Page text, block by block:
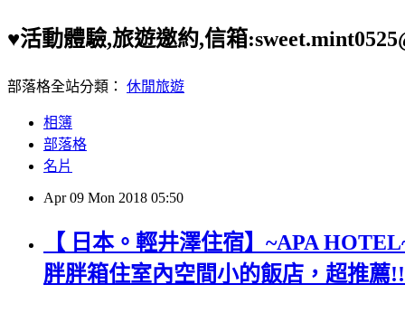
♥活動體驗,旅遊邀約,信箱
部落格全站分類： 休閒旅遊
相簿
部落格
名片
Apr 09 Mon 2018 05:50
【 日本。輕井澤住宿】~APA
胖胖箱住室內空間小的飯店，超推